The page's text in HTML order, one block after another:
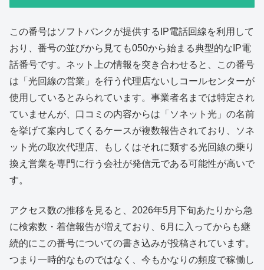
この番号はソフトバンクが提供するIP電話回線を利用して
おり、番号の並びから見ても050から始まる典型的なIP電
話番号です。ネット上の情報を突き合わせると、この番号
は「光回線の営業」を行う代理店ないしコールセンターが
使用しているとみられています。事業者名までは特定され
ていませんが、口コミの内容からは「ソネット光」の名前
を挙げて案内してくるケースが複数報告されており、ソネ
ット光の取次代理店、もしくはそれに類する光回線の乗り
換え営業を専門に行う会社が発信元である可能性が高いで
す。
アクセス数の推移を見ると、2026年5月下旬あたりから急
に検索数・着信報告が増えており、6月に入ってからも継
続的にこの番号についての書き込みが投稿されています。
つまり一時的なものではなく、今もかなりの頻度で稼働し